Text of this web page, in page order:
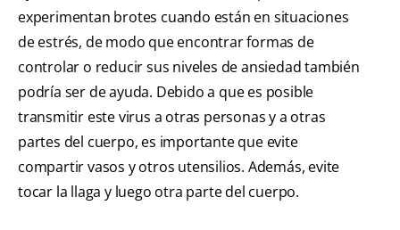
experimentan brotes cuando están en situaciones
de estrés, de modo que encontrar formas de
controlar o reducir sus niveles de ansiedad también
podría ser de ayuda. Debido a que es posible
transmitir este virus a otras personas y a otras
partes del cuerpo, es importante que evite
compartir vasos y otros utensilios. Además, evite
tocar la llaga y luego otra parte del cuerpo.